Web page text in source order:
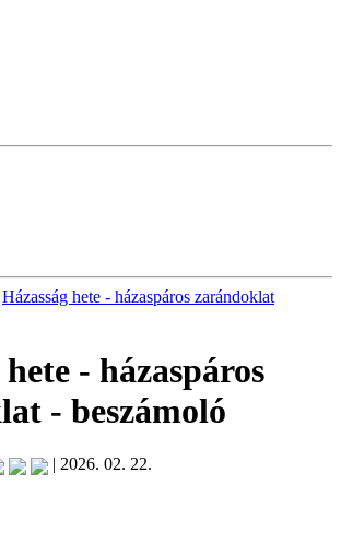
Házasság hete - házaspáros zarándoklat
- házaspáros
- beszámoló
| 2026. 02. 22.